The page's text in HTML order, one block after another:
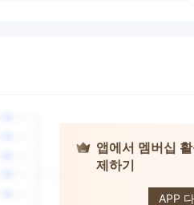
앱에서 멤버십
제하기
APP